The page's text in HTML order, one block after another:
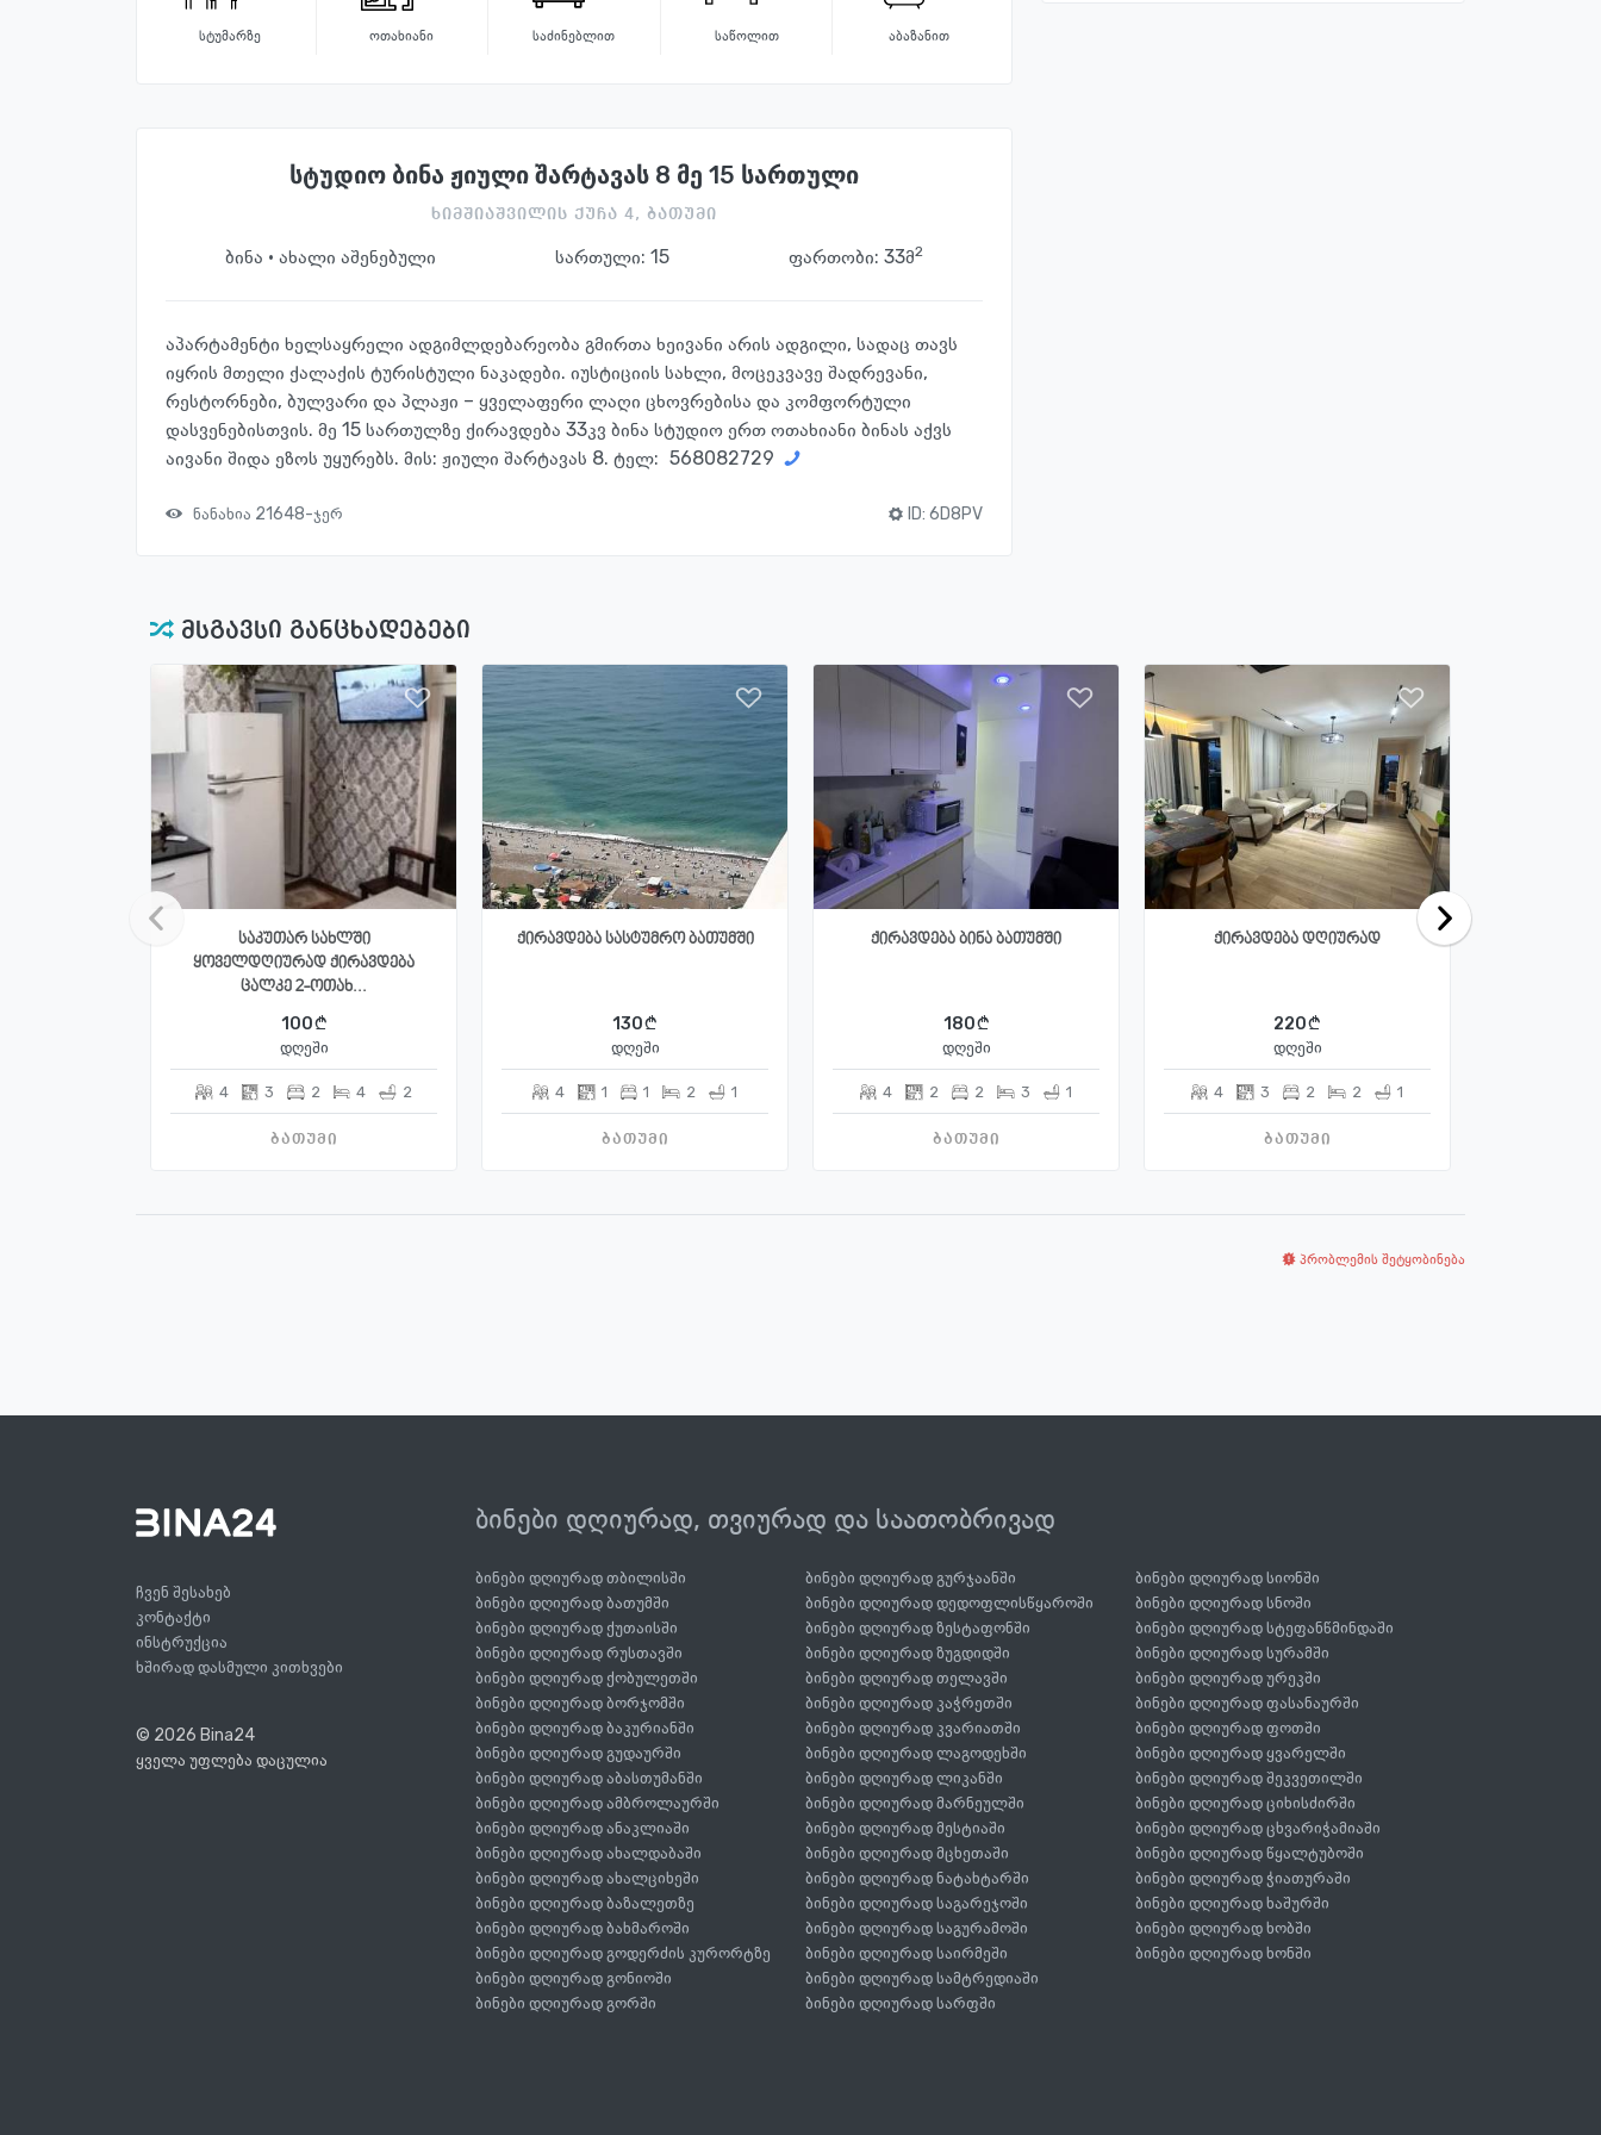
სტუმარზე ოთახიანი საძინებლით საწოლით აბაზანით
სტუდიო ბინა ჟიული შარტავას 8 მე 15 სართული
ხიმშიაშვილის ქუჩა 4, ბათუმი
ბინა · ახალი აშენებული სართული: 15 ფართობი: 33მ2
აპარტამენტი ხელსაყრელი ადგიმლდებარეობა გმირთა ხეივანი არის ადგილი, სადაც თავს
იყრის მთელი ქალაქის ტურისტული ნაკადები. იუსტიციის სახლი, მოცეკვავე შადრევანი,
რესტორნები, ბულვარი და პლაჟი – ყველაფერი ლაღი ცხოვრებისა და კომფორტული
დასვენებისთვის. მე 15 სართულზე ქირავდება 33კვ ბინა სტუდიო ერთ ოთახიანი ბინას აქვს
აივანი შიდა ეზოს უყურებს. მის: ჟიული შარტავას 8. ტელ: 568082729
ნანახია 21648-ჯერ ID: 6D8PV
მსგავსი განცხადებები
საკუთარ სახლში
ყოველდღიურად ქირავდება
ცალკე 2-ოთახ...
100
დღეში
4 3 2 4 2
ბათუმი
ქირავდება სასტუმრო ბათუმში
130
დღეში
4 1 1 2 1
ბათუმი
ქირავდება ბინა ბათუმში
180
დღეში
4 2 2 3 1
ბათუმი
ქირავდება დღიურად
220
დღეში
4 3 2 2 1
ბათუმი
პრობლემის შეტყობინება
ჩვენ შესახებ
კონტაქტი
ინსტრუქცია
ხშირად დასმული კითხვები
© 2026 Bina24
ყველა უფლება დაცულია
ბინები დღიურად, თვიურად და საათობრივად
ბინები დღიურად თბილისში
ბინები დღიურად ბათუმში
ბინები დღიურად ქუთაისში
ბინები დღიურად რუსთავში
ბინები დღიურად ქობულეთში
ბინები დღიურად ბორჯომში
ბინები დღიურად ბაკურიანში
ბინები დღიურად გუდაურში
ბინები დღიურად აბასთუმანში
ბინები დღიურად ამბროლაურში
ბინები დღიურად ანაკლიაში
ბინები დღიურად ახალდაბაში
ბინები დღიურად ახალციხეში
ბინები დღიურად ბაზალეთზე
ბინები დღიურად ბახმაროში
ბინები დღიურად გოდერძის კურორტზე
ბინები დღიურად გონიოში
ბინები დღიურად გორში
ბინები დღიურად გურჯაანში
ბინები დღიურად დედოფლისწყაროში
ბინები დღიურად ზესტაფონში
ბინები დღიურად ზუგდიდში
ბინები დღიურად თელავში
ბინები დღიურად კაჭრეთში
ბინები დღიურად კვარიათში
ბინები დღიურად ლაგოდეხში
ბინები დღიურად ლიკანში
ბინები დღიურად მარნეულში
ბინები დღიურად მესტიაში
ბინები დღიურად მცხეთაში
ბინები დღიურად ნატახტარში
ბინები დღიურად საგარეჯოში
ბინები დღიურად საგურამოში
ბინები დღიურად საირმეში
ბინები დღიურად სამტრედიაში
ბინები დღიურად სარფში
ბინები დღიურად სიონში
ბინები დღიურად სნოში
ბინები დღიურად სტეფანწმინდაში
ბინები დღიურად სურამში
ბინები დღიურად ურეკში
ბინები დღიურად ფასანაურში
ბინები დღიურად ფოთში
ბინები დღიურად ყვარელში
ბინები დღიურად შეკვეთილში
ბინები დღიურად ციხისძირში
ბინები დღიურად ცხვარიჭამიაში
ბინები დღიურად წყალტუბოში
ბინები დღიურად ჭიათურაში
ბინები დღიურად ხაშურში
ბინები დღიურად ხობში
ბინები დღიურად ხონში